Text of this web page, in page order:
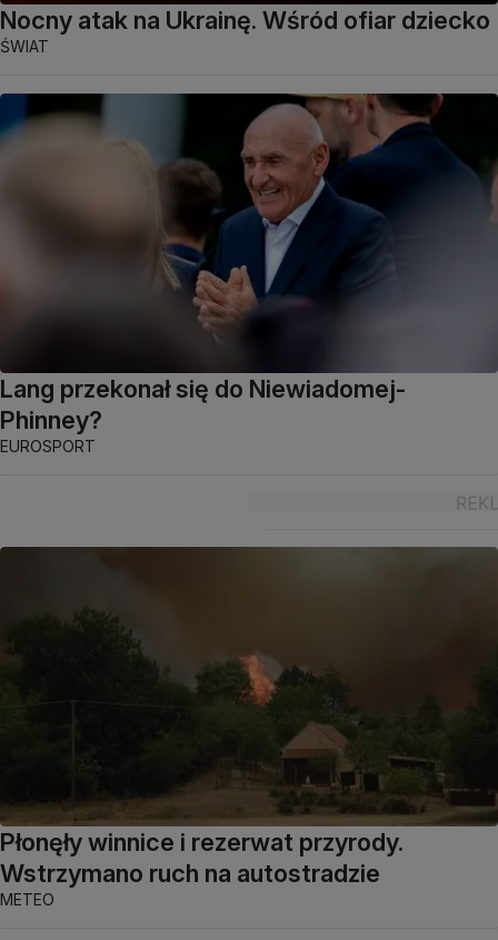
Nocny atak na Ukrainę. Wśród ofiar dziecko
ŚWIAT
Lang przekonał się do Niewiadomej-
Phinney?
EUROSPORT
Płonęły winnice i rezerwat przyrody.
Wstrzymano ruch na autostradzie
METEO